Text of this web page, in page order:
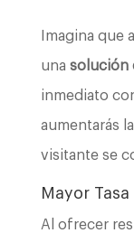
Imagina que
una solución
inmediato
aumentarás
visitante se
Mayor
Al ofrecer